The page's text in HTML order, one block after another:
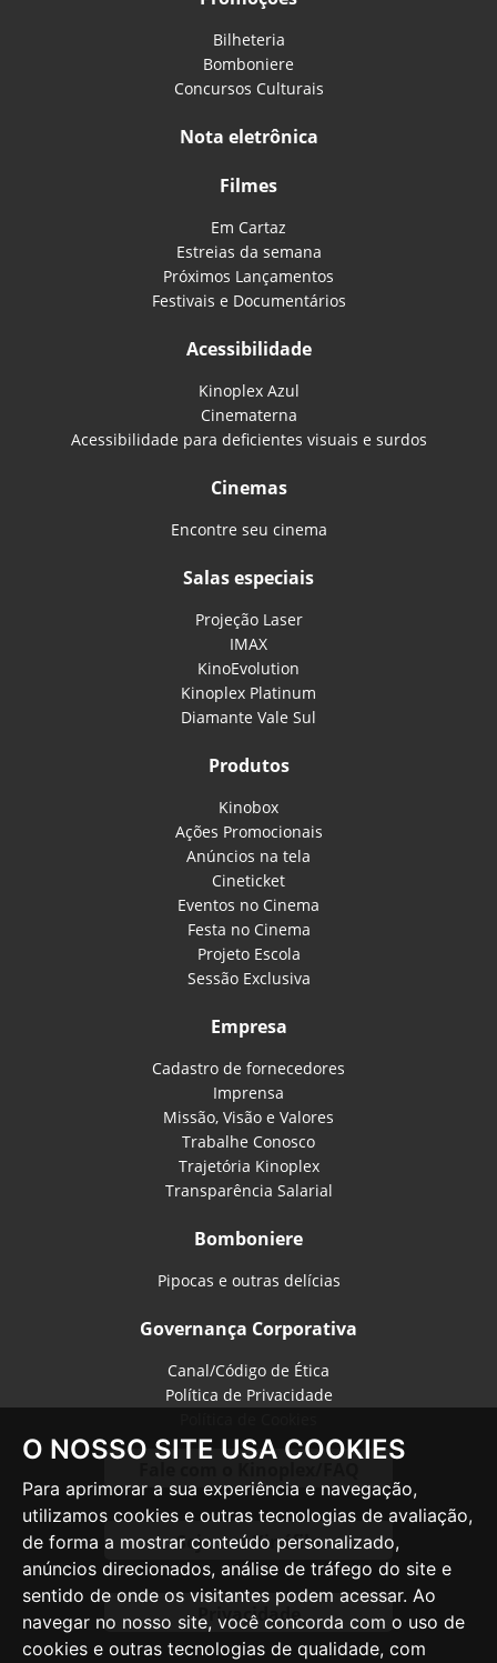
O NOSSO SITE USA COOKIES
Para aprimorar a sua experiência e navegação,
utilizamos cookies e outras tecnologias de avaliação,
de forma a mostrar conteúdo personalizado,
anúncios direcionados, análise de tráfego do site e
sentido de onde os visitantes podem acessar. Ao
navegar no nosso site, você concorda com o uso de
cookies e outras tecnologias de qualidade, com
Bilheteria
Bomboniere
Concursos Culturais
Nota eletrônica
Filmes
Em Cartaz
Estreias da semana
Próximos Lançamentos
Festivais e Documentários
Acessibilidade
Kinoplex Azul
Cinematerna
Acessibilidade para deficientes visuais e surdos
Cinemas
Encontre seu cinema
Salas especiais
Projeção Laser
IMAX
KinoEvolution
Kinoplex Platinum
Diamante Vale Sul
Produtos
Kinobox
Ações Promocionais
Anúncios na tela
Cineticket
Eventos no Cinema
Festa no Cinema
Projeto Escola
Sessão Exclusiva
Empresa
Cadastro de fornecedores
Imprensa
Missão, Visão e Valores
Trabalhe Conosco
Trajetória Kinoplex
Transparência Salarial
Bomboniere
Pipocas e outras delícias
Governança Corporativa
Canal/Código de Ética
Política de Privacidade
Seja um Kinéfilo
Privacidade